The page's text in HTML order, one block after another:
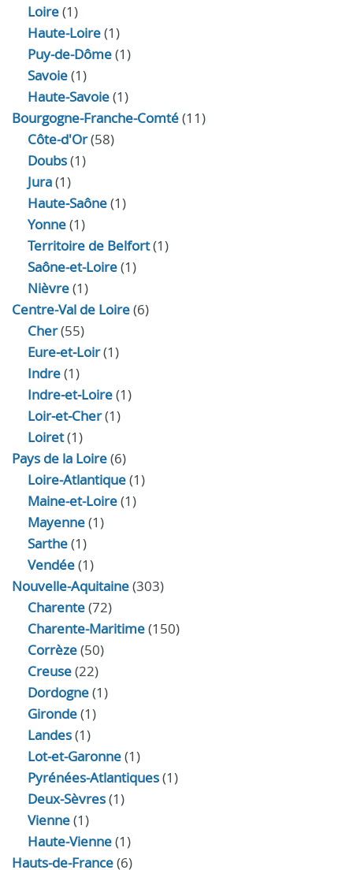
Loire(1)
Haute-Loire(1)
Puy-de-Dôme(1)
Savoie(1)
Haute-Savoie(1)
Bourgogne-Franche-Comté(11)
Côte-d'Or(58)
Doubs(1)
Jura(1)
Haute‑Saône(1)
Yonne(1)
Territoire de Belfort(1)
Saône-et-Loire(1)
Nièvre(1)
Centre-Val de Loire(6)
Cher(55)
Eure‑et‑Loir(1)
Indre(1)
Indre‑et‑Loire(1)
Loir‑et‑Cher(1)
Loiret(1)
Pays de la Loire(6)
Loire-Atlantique(1)
Maine-et-Loire(1)
Mayenne(1)
Sarthe(1)
Vendée(1)
Nouvelle-Aquitaine(303)
Charente(72)
Charente-Maritime(150)
Corrèze(50)
Creuse(22)
Dordogne(1)
Gironde(1)
Landes(1)
Lot-et-Garonne(1)
Pyrénées-Atlantiques(1)
Deux-Sèvres(1)
Vienne(1)
Haute-Vienne(1)
Hauts-de-France(6)